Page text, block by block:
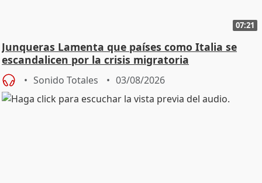
07:21
Junqueras Lamenta que países como Italia se
escandalicen por la crisis migratoria
Sonido Totales 03/08/2026